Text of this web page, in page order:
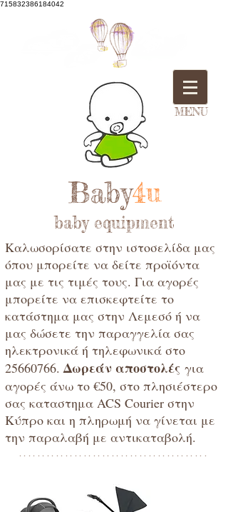
715832386184042
MENU
Baby4u
baby equipment
Καλωσορίσατε στην ιστοσελίδα μας
όπου μπορείτε να δείτε προϊόντα
μας με τις τιμές τους. Για αγορές
μπορείτε να επισκεφτείτε το
κατάστημα μας στην Λεμεσό ή να
μας δώσετε την παραγγελία σας
ηλεκτρονικά ή τηλεφωνικά στο
25660766.Δωρεάν αποστολές για
αγορές άνω το €50, στο πλησιέστερο
σας καταστημα ACS Courier στην
Κύπρο και η πληρωμή να γίνεται με
την παραλαβή με αντικαταβολή.
*****************************************